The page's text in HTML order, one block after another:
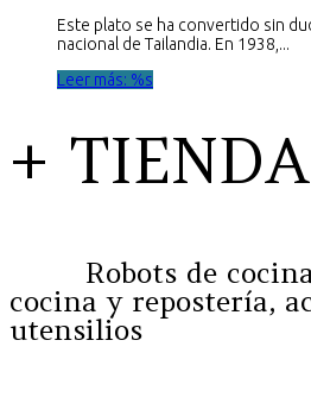
Este plato se ha convertido sin
nacional de Tailandia. En 1938,...
Leer más: %s
+ TIENDA
Robots de
cocina y repostería,
utensilios